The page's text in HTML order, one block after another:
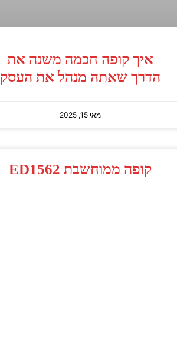
איך קופה חכמה משנה את
הדרך שאתה מנהל את העסק
מאי 15, 2025
קופה ממוחשבת ED1562